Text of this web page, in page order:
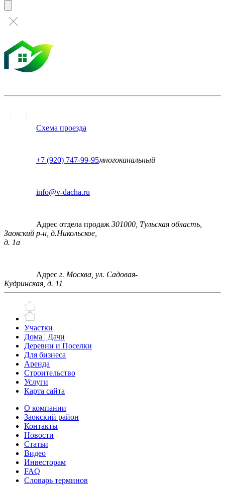
Схема проезда
+7 (920) 747-99-95многоканальный
info@v-dacha.ru
Адрес отдела продаж 301000, Тульская область,
Заокский р-н, д.Никольское,
д. 1а
Адрес г. Москва, ул. Садовая-
Кудринская, д. 11
Участки
Дома | Дачи
Деревни и Поселки
Для бизнеса
Аренда
Строительство
Услуги
Карта сайта
О компании
Заокский район
Контакты
Новости
Статьи
Видео
Инвесторам
FAQ
Словарь терминов